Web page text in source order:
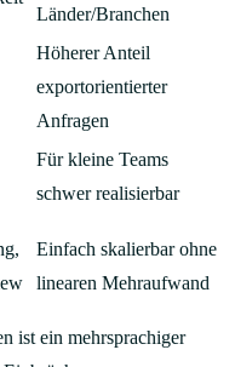
Länder/Branchen
Höherer Anteil
exportorientierter
Anfragen
Für kleine Teams
schwer realisierbar
Einfach skalierbar ohne
linearen Mehraufwand
ist ein mehrsprachiger